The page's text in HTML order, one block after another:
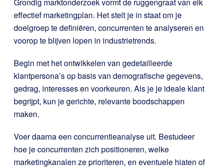
effectief marketingplan. Het stelt je in staat om je
doelgroep te definiëren, concurrenten te analyseren en
voorop te blijven lopen in industrietrends.
Begin met het ontwikkelen van gedetailleerde
klantpersona’s op basis van demografische gegevens,
gedrag, interesses en voorkeuren. Als je je ideale klant
begrijpt, kun je gerichte, relevante boodschappen
maken.
Voer daarna een concurrentieanalyse uit. Bestudeer
hoe je concurrenten zich positioneren, welke
marketingkanalen ze prioriteren, en eventuele hiaten of